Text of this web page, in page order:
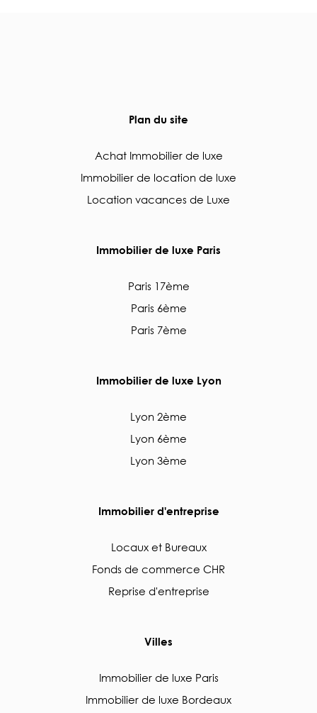
Plan du site
Achat Immobilier de luxe
Immobilier de location de luxe
Location vacances de Luxe
Immobilier de luxe Paris
Paris 17ème
Paris 6ème
Paris 7ème
Immobilier de luxe Lyon
Lyon 2ème
Lyon 6ème
Lyon 3ème
Immobilier d'entreprise
Locaux et Bureaux
Fonds de commerce CHR
Reprise d'entreprise
Villes
Immobilier de luxe Paris
Immobilier de luxe Bordeaux